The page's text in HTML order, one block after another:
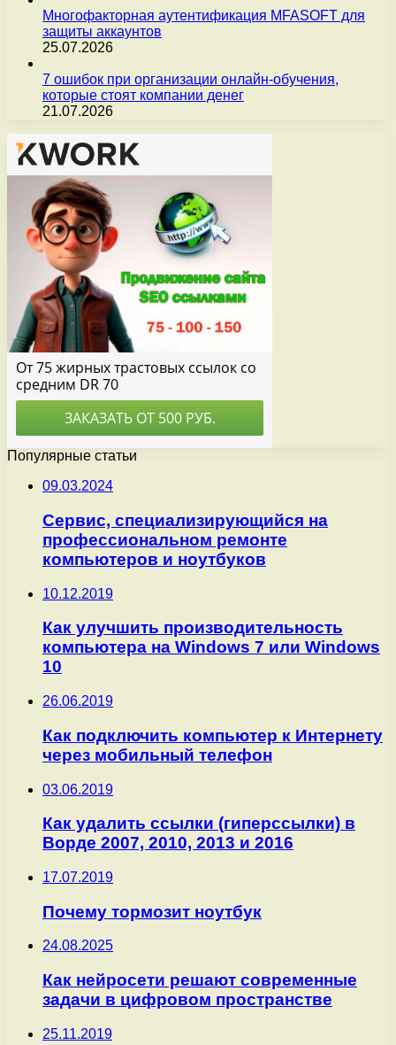
Многофакторная аутентификация MFASOFT для
защиты аккаунтов
25.07.2026
7 ошибок при организации онлайн-обучения,
которые стоят компании денег
21.07.2026
Популярные статьи
09.03.2024
Сервис, специализирующийся на
профессиональном ремонте
компьютеров и ноутбуков
10.12.2019
Как улучшить производительность
компьютера на Windows 7 или Windows
10
26.06.2019
Как подключить компьютер к Интернету
через мобильный телефон
03.06.2019
Как удалить ссылки (гиперссылки) в
Ворде 2007, 2010, 2013 и 2016
17.07.2019
Почему тормозит ноутбук
24.08.2025
Как нейросети решают современные
задачи в цифровом пространстве
25.11.2019